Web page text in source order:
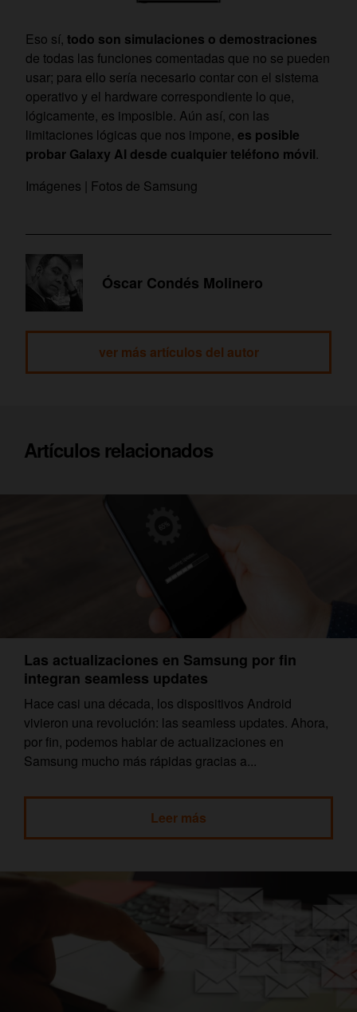
Eso sí, todo son simulaciones o demostraciones
de todas las funciones comentadas que no se pueden
usar; para ello sería necesario contar con el sistema
operativo y el hardware correspondiente lo que,
lógicamente, es imposible. Aún así, con las
limitaciones lógicas que nos impone, es posible
probar Galaxy AI desde cualquier teléfono móvil.
Imágenes | Fotos de Samsung
Óscar Condés Molinero
ver más artículos del autor
Artículos relacionados
Las actualizaciones en Samsung por fin
integran seamless updates
Hace casi una década, los dispositivos Android
vivieron una revolución: las seamless updates. Ahora,
por fin, podemos hablar de actualizaciones en
Samsung mucho más rápidas gracias a...
Leer más